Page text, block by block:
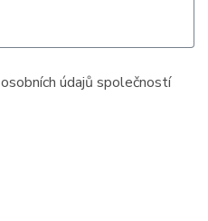
osobních údajů společností